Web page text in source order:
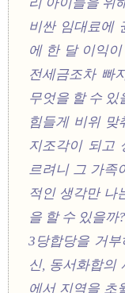
비싼 임대료에
에 한 달 이익
전세금조차 빠
무엇을 할 수 있
힘들게 비위 맞
지조각이 되고
르려니 그 가족
적인 생각만 나
을 할 수 있을까?
3당합당을 거
신, 동서화합의
에서 지역을 초